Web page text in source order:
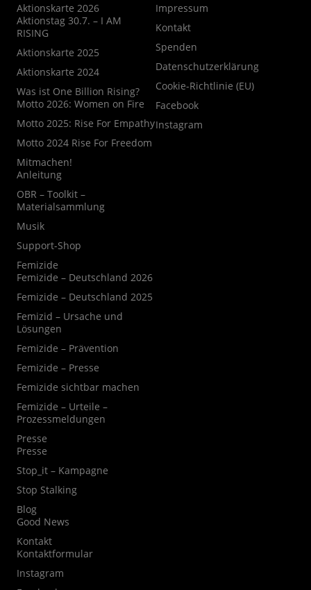
Aktionskarte 2026
Aktionstag 30.7. – I AM
RISING
Aktionskarte 2025
Aktionskarte 2024
Was ist One Billion Rising?
Motto 2026: Women on Fire
Motto 2025: Rise For Empathy
Motto 2024 Rise For Freedom
Mitmachen!
Anleitung
OBR – Toolkit –
Materialsammlung
Musik
Support-Shop
Femizide
Femizide – Deutschland 2026
Femizide – Deutschland 2025
Femizid – Ursache und
Lösungen
Femizide – Prävention
Femizide – Presse
Femizide sichtbar machen
Femizide – Urteile –
Prozessmeldungen
Presse
Presse
Stop_it – Kampagne
Stop Stalking
Blog
Good News
Kontakt
Kontaktformular
Instagram
Impressum
Kontakt
Spenden
Datenschutzerklärung
Cookie-Richtlinie (EU)
Facebook
Instagram